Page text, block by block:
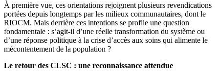
À première vue, ces orientations rejoignent plusieurs revendications
portées depuis longtemps par les milieux communautaires, dont le
RIOCM. Mais derrière ces intentions se profile une question
fondamentale : s’agit-il d’une réelle transformation du système ou
d’une réponse politique à la crise d’accès aux soins qui alimente le
mécontentement de la population ?
Le retour des CLSC : une reconnaissance attendue